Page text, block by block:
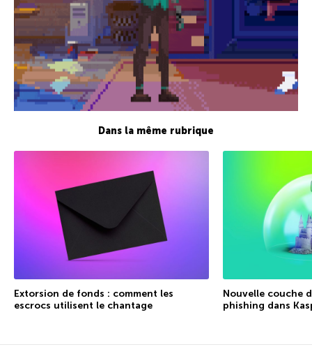
Dans la même rubrique
Extorsion de fonds : comment les
escrocs utilisent le chantage
Nouvelle couche
phishing dans